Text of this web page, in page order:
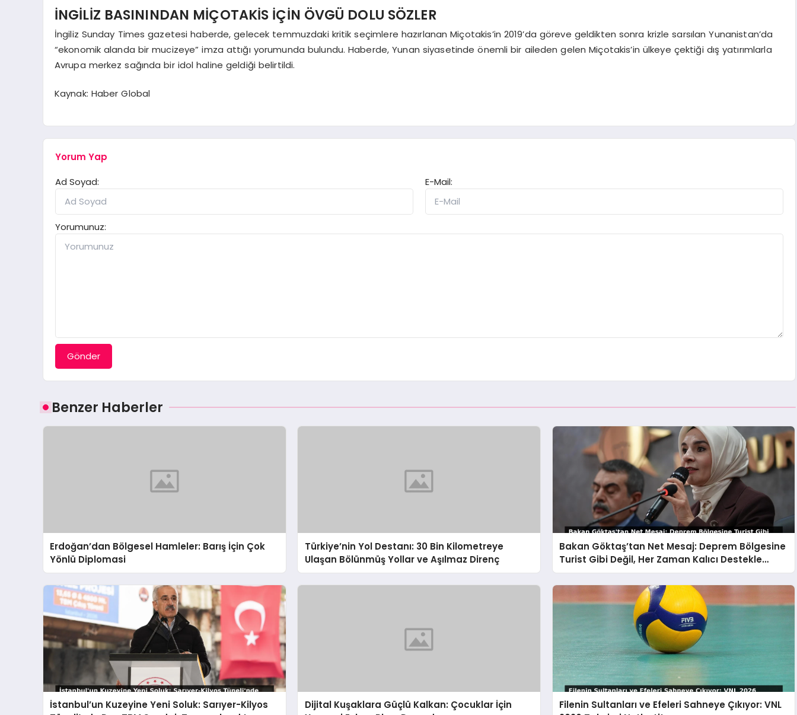
İNGİLİZ BASININDAN MİÇOTAKİS İÇİN ÖVGÜ DOLU SÖZLER
İngiliz Sunday Times gazetesi haberde, gelecek temmuzdaki kritik seçimlere hazırlanan Miçotakis’in 2019’da göreve geldikten sonra krizle sarsılan Yunanistan’da
“ekonomik alanda bir mucizeye” imza attığı yorumunda bulundu. Haberde, Yunan siyasetinde önemli bir aileden gelen Miçotakis’in ülkeye çektiği dış yatırımlarla
Avrupa merkez sağında bir idol haline geldiği belirtildi.
Kaynak: Haber Global
Yorum Yap
Ad Soyad:
E-Mail:
Yorumunuz:
Gönder
Benzer Haberler
Erdoğan’dan Bölgesel Hamleler: Barış İçin Çok
Yönlü Diplomasi
Türkiye’nin Yol Destanı: 30 Bin Kilometreye
Ulaşan Bölünmüş Yollar ve Aşılmaz Direnç
Bakan Göktaş’tan Net Mesaj: Deprem Bölgesine
Turist Gibi Değil, Her Zaman Kalıcı Destekle
Gidiyoruz!
İstanbul’un Kuzeyine Yeni Soluk: Sarıyer-Kilyos
Dijital Kuşaklara Güçlü Kalkan: Çocuklar İçin
Filenin Sultanları ve Efeleri Sahneye Çıkıyor: VNL